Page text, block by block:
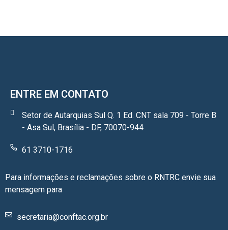
ENTRE EM CONTATO
Setor de Autarquias Sul Q. 1 Ed. CNT sala 709 - Torre B
- Asa Sul, Brasília - DF, 70070-944
61 3710-1716
Para informações e reclamações sobre o RNTRC envie sua
mensagem para
secretaria@conftac.org.br